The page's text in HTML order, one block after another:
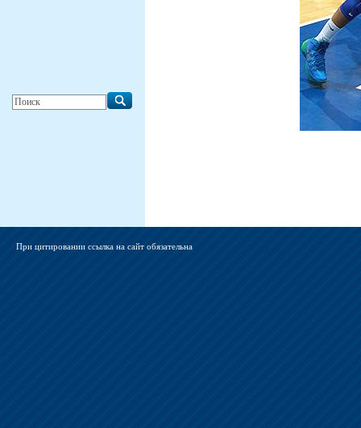
При цитировании ссылка на сайт обязательна